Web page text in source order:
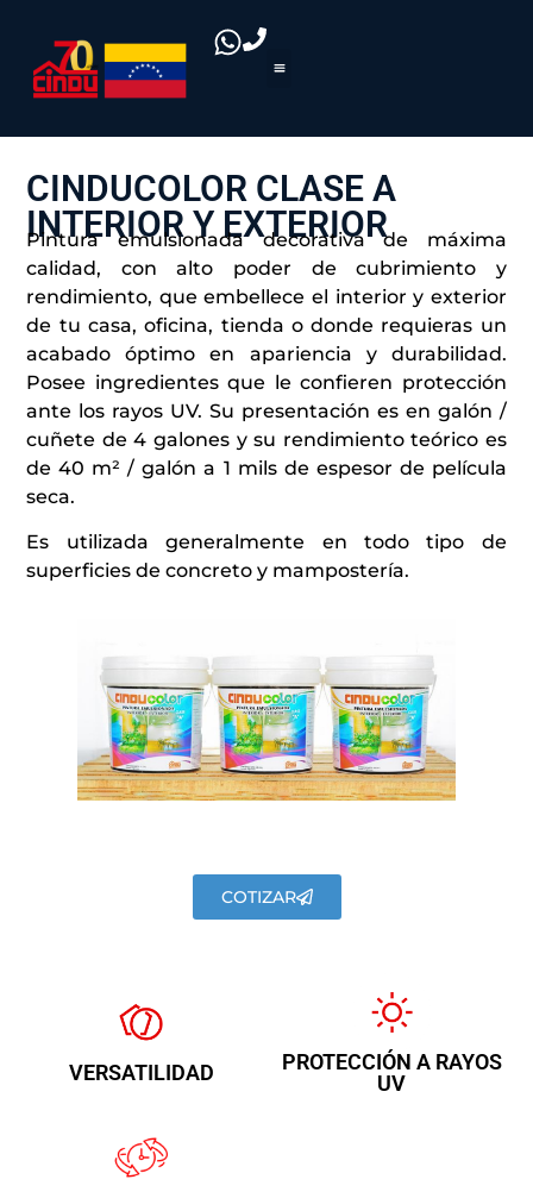
CINDUCOLOR CLASE A
INTERIOR Y EXTERIOR
Pintura emulsionada decorativa de máxima
calidad, con alto poder de cubrimiento y
rendimiento, que embellece el interior y exterior
de tu casa, oficina, tienda o donde requieras un
acabado óptimo en apariencia y durabilidad.
Posee ingredientes que le confieren protección
ante los rayos UV. Su presentación es en galón /
cuñete de 4 galones y su rendimiento teórico es
de 40 m² / galón a 1 mils de espesor de película
seca.
Es utilizada generalmente en todo tipo de
superficies de concreto y mampostería.
COTIZAR
VERSATILIDAD
PROTECCIÓN A RAYOS
UV